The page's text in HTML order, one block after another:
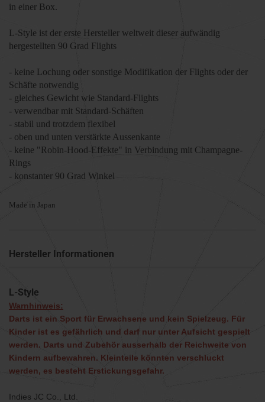
in einer Box.
L-Style ist der erste Hersteller weltweit dieser aufwändig
hergestellten 90 Grad Flights
- keine Lochung oder sonstige Modifikation der Flights oder der
Schäfte notwendig
- gleiches Gewicht wie Standard-Flights
- verwendbar mit Standard-Schäften
- stabil und trotzdem flexibel
- oben und unten verstärkte Aussenkante
- keine "Robin-Hood-Effekte" in Verbindung mit Champagne-
Rings
- konstanter 90 Grad Winkel
Made in Japan
Hersteller Informationen
L-Style
Warnhinweis:
Darts ist ein Sport für Erwachsene und kein Spielzeug. Für
Kinder ist es gefährlich und darf nur unter Aufsicht gespielt
werden. Darts und Zubehör ausserhalb der Reichweite von
Kindern aufbewahren. Kleinteile könnten verschluckt
werden, es besteht Erstickungsgefahr.
Indies JC Co., Ltd.